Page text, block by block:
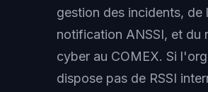
gestion des incidents, de
notification ANSSI, et du
cyber au COMEX. Si
dispose pas de RSSI